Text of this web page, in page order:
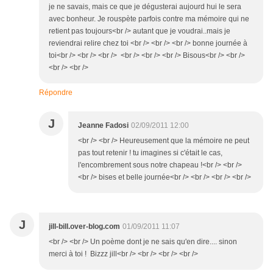
je ne savais, mais ce que je dégusterai aujourd hui le sera
avec bonheur. Je rouspète parfois contre ma mémoire qui ne
retient pas toujours<br /> autant que je voudrai..mais je
reviendrai relire chez toi <br /> <br /> <br /> bonne journée à
toi<br /> <br /> <br /> <br /> <br /> <br /> Bisous<br /> <br />
<br /> <br />
Répondre
J Jeanne Fadosi 02/09/2011 12:00
<br /> <br /> Heureusement que la mémoire ne peut
pas tout retenir ! tu imagines si c'était le cas,
l'encombrement sous notre chapeau !<br /> <br />
<br /> bises et belle journée<br /> <br /> <br /> <br />
J jill-bill.over-blog.com 01/09/2011 11:07
<br /> <br /> Un poème dont je ne sais qu'en dire.... sinon
merci à toi ! Bizzz jill<br /> <br /> <br /> <br />